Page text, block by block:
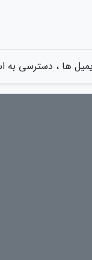
ها ، دسترسی